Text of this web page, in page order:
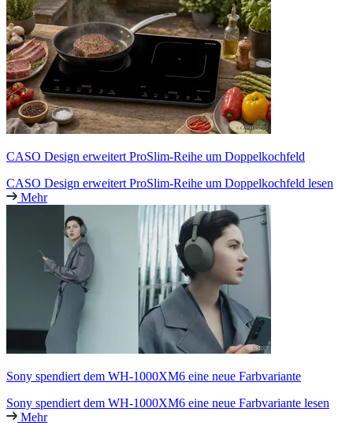
CASO Design erweitert ProSlim-Reihe um Doppelkochfeld
CASO Design erweitert ProSlim-Reihe um Doppelkochfeld lesen
Mehr
Sony spendiert dem WH-1000XM6 eine neue Farbvariante
Sony spendiert dem WH-1000XM6 eine neue Farbvariante lesen
Mehr